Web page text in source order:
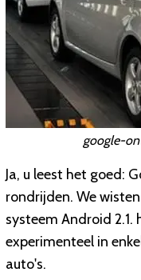
google-
Ja, u leest het goed:
rondrijden. We
systeem Android
experimenteel in
auto's.